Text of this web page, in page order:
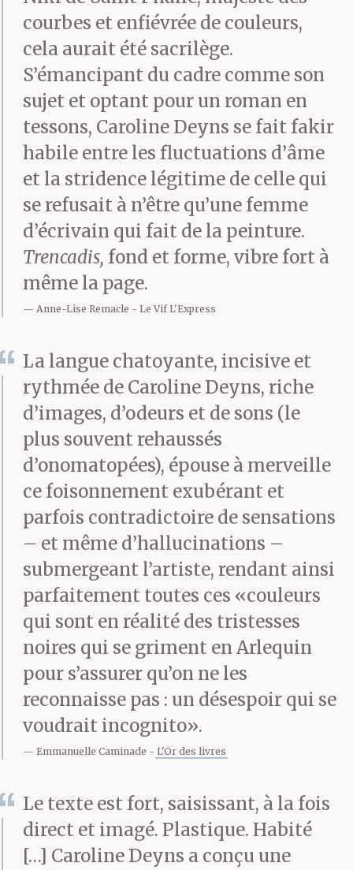
courbes et enfiévrée de couleurs,
cela aurait été sacrilège.
S’émancipant du cadre comme son
sujet et optant pour un roman en
tessons, Caroline Deyns se fait fakir
habile entre les fluctuations d’âme
et la stridence légitime de celle qui
se refusait à n’être qu’une femme
d’écrivain qui fait de la peinture.
Trencadis, fond et forme, vibre fort à
même la page.
Anne-Lise Remacle Le Vif L'Express
La langue chatoyante, incisive et
rythmée de Caroline Deyns, riche
d’images, d’odeurs et de sons (le
plus souvent rehaussés
d’onomatopées), épouse à merveille
ce foisonnement exubérant et
parfois contradictoire de sensations
– et même d’hallucinations –
submergeant l’artiste, rendant ainsi
parfaitement toutes ces «couleurs
qui sont en réalité des tristesses
noires qui se griment en Arlequin
pour s’assurer qu’on ne les
reconnaisse pas : un désespoir qui se
voudrait incognito».
Emmanuelle Caminade L'Or des livres
Le texte est fort, saisissant, à la fois
direct et imagé. Plastique. Habité
[…] Caroline Deyns a conçu une